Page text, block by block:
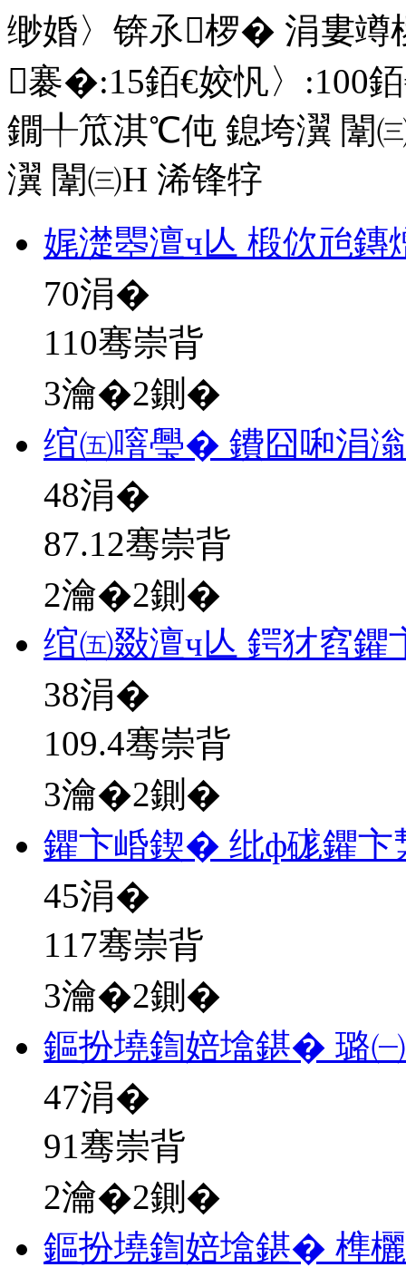
缈婚〉锛氶椤� 涓婁
褰�:15銆€姣忛〉:100
鐗╀笟淇℃伅 鎴垮瀷 闈
瀷 闈㈢Н 浠锋牸
娓濋瞾澶ч亾 椴佽兘鏄
70涓�
110骞崇背
3瀹�2鍘�
绾㈤噾璺� 鐨囧啝涓
48涓�
87.12骞崇背
2瀹�2鍘�
绾㈤敠澶ч亾 鍔犲窞鑺
38涓�
109.4骞崇背
3瀹�2鍘�
鑺卞崏鍥� 纰ф硥鑺卞
45涓�
117骞崇背
3瀹�2鍘�
鏂扮墝鍧婄墖鍖� 璐
47涓�
91骞崇背
2瀹�2鍘�
鏂扮墝鍧婄墖鍖� 榫